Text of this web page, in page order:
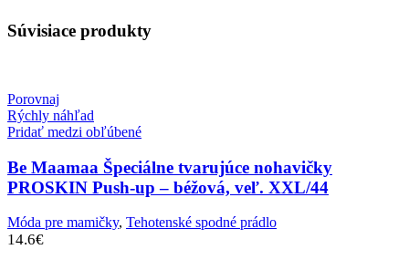
Súvisiace produkty
Porovnaj
Rýchly náhľad
Pridať medzi obľúbené
Be Maamaa Špeciálne tvarujúce nohavičky
PROSKIN Push-up – béžová, veľ. XXL/44
Móda pre mamičky, Tehotenské spodné prádlo
14.6€